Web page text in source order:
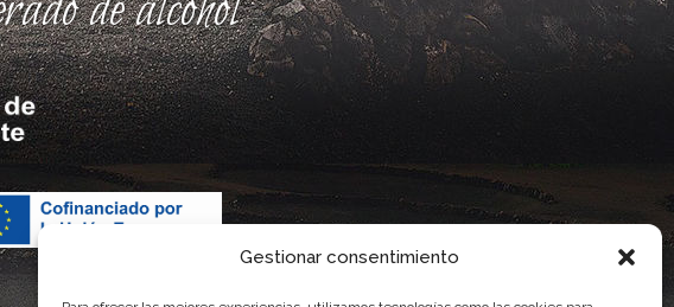
Gestionar consentimiento